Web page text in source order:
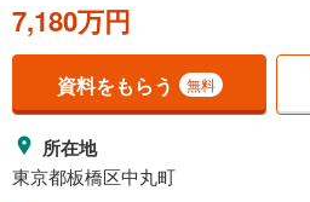
7,180万円
資料をもらう 無料
所在地
東京都板橋区中丸町